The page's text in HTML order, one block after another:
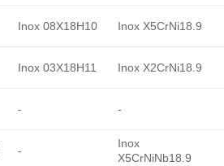
Inox 08X18H10 Inox X5CrNi18.9
Inox 03X18H11 Inox X2CrNi18.9
- -
-
Inox
X5CrNiNb18.9